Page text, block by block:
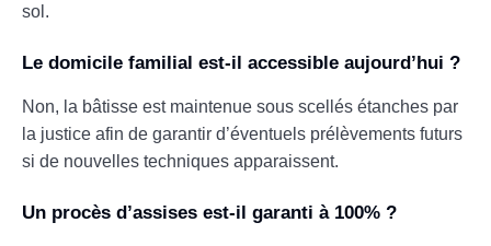
sol.
Le domicile familial est-il accessible aujourd’hui ?
Non, la bâtisse est maintenue sous scellés étanches par
la justice afin de garantir d’éventuels prélèvements futurs
si de nouvelles techniques apparaissent.
Un procès d’assises est-il garanti à 100% ?